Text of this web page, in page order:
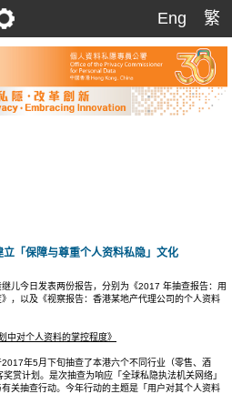
Eng
繁
繁
「保障与尊重个人资料私隐」文化
儿今日发表两份报告，分别为《2017 年抽查报告：用
，以及《视察报告：香港某地产代理公司的个人资料
中对个人资料的掌控程度》
年5月下旬抽查了本港六个不同行业（零售、酒
赏计划。是次抽查为响应「全球私隐执法机关网络」
关抽查行动。今年行动的主题是「用户对其个人资料